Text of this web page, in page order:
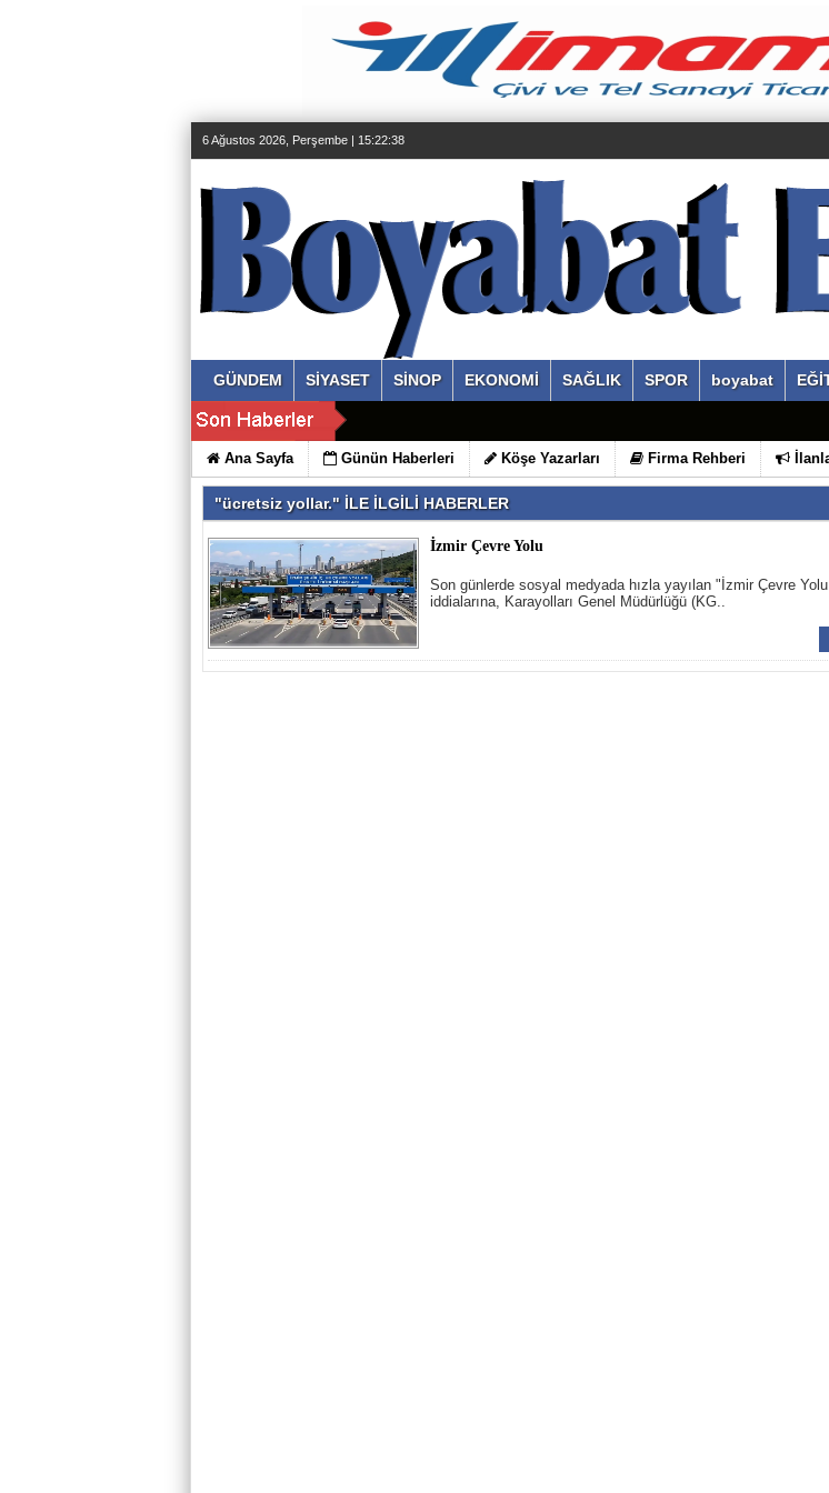
6 Ağustos 2026, Perşembe | 15:22:39
GÜNDEM SİYASET SİNOP EKONOMİ SAĞLIK SPOR boyabat
Ana Sayfa Günün Haberleri Köşe Yazarları Firma Rehberi
"ücretsiz yollar." İLE İLGİLİ HABERLER
İzmir Çevre Yolu
Son günlerde sosyal medyada hızla yayılan "İzmir Çevre
iddialarına, Karayolları Genel Müdürlüğü (KG..